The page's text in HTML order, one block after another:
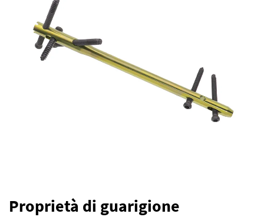
Proprietà di guarigione